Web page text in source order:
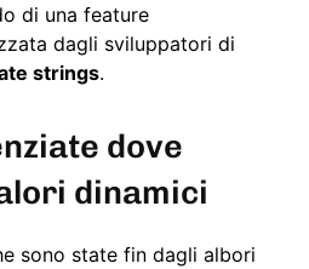
di una feature
dagli sviluppatori di
strings.
dove
dinamici
sono state fin dagli albori